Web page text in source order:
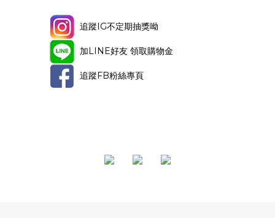
追蹤IG不定期抽獎呦
加LINE好友 領取購物金
追蹤FB粉絲專頁